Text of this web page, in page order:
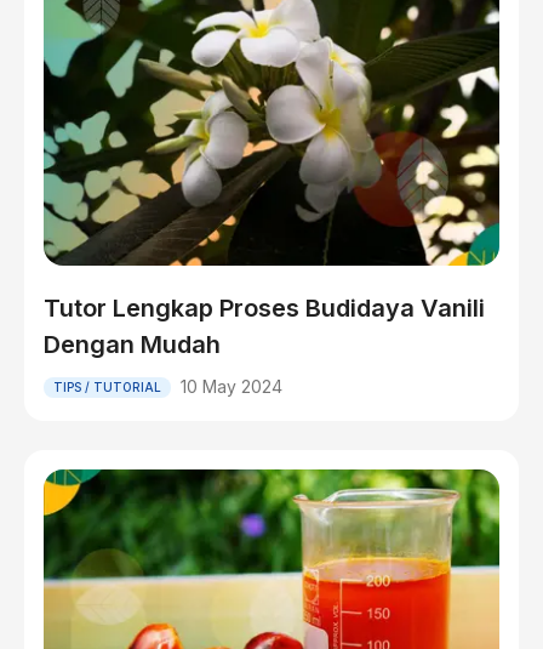
Tutor Lengkap Proses Budidaya Vanili
Dengan Mudah
TIPS / TUTORIAL 10 May 2024